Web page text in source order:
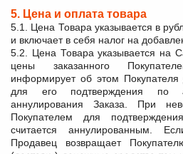
5. Цена и оплата товара
5.1. Цена Товара указывается в
и включает в себя налог на
5.2. Цена Товара указывается на
цены заказанного
информирует об этом Покупателя
для его подтверждения по
аннулирования Заказа. При
Покупателем для
считается аннулированным.
Продавец возвращает